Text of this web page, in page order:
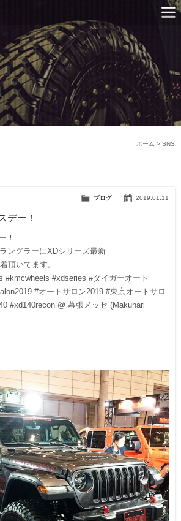
MLJ / Lexani(レクサーニ
GALLERY
NEWS
HISTORY
LINK
SNS
ホーム >
2019.01.11
ブログ
デー！
！
ングラーにXDシリーズ最新
頂いてます。
#kmcwheels #xdseries #タイガーオート
#オートサロン2019 #東京オートサロ
#xd140recon @ 幕張メッセ (Makuhari